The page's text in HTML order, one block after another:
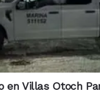
en Villas Otoch